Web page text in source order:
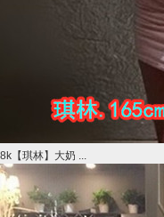
8k【琪林】大奶 ...